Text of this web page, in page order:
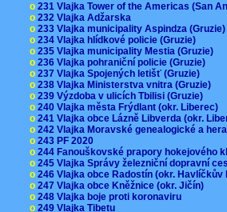
o 231 Vlajka Tower of the Americas (San
o 232 Vlajka Adžarska
o 233 Vlajka municipality Aspindza
o 234 Vlajka hlídkové policie (Gruzie)
o 235 Vlajka municipality Mestia (Gruzie)
o 236 Vlajka pohraniční policie (Gruzie)
o 237 Vlajka Spojených letišť (Gruzie)
o 238 Vlajka Ministerstva vnitra (Gruzie)
o 239 Výzdoba v ulicích Tbilisi (Gruzie)
o 240 Vlajka města Frýdlant (okr. Liberec)
o 241 Vlajka obce Lázně Libverda (okr.
o 242 Vlajka Moravské genealogické a
o 243 PF 2020
o 244 Fanouškovské prapory hokejového
o 245 Vlajka Správy železniční dopravní
o 246 Vlajka obce Radostín (okr.
o 247 Vlajka obce Kněžnice (okr. Jičín)
o 248 Vlajka boje proti koronaviru
o 249 Vlajka Tibetu